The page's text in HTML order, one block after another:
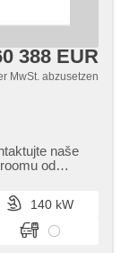
388 EUR
MwSt. abzusetzen
naše
od
140 kW